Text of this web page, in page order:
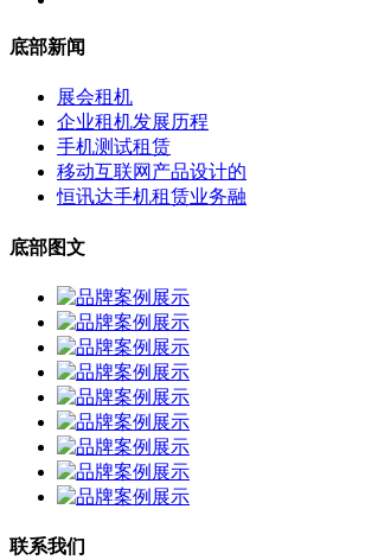
底部新闻
展会租机
企业租机发展历程
手机测试租赁
移动互联网产品设计的
恒讯达手机租赁业务融
底部图文
联系我们